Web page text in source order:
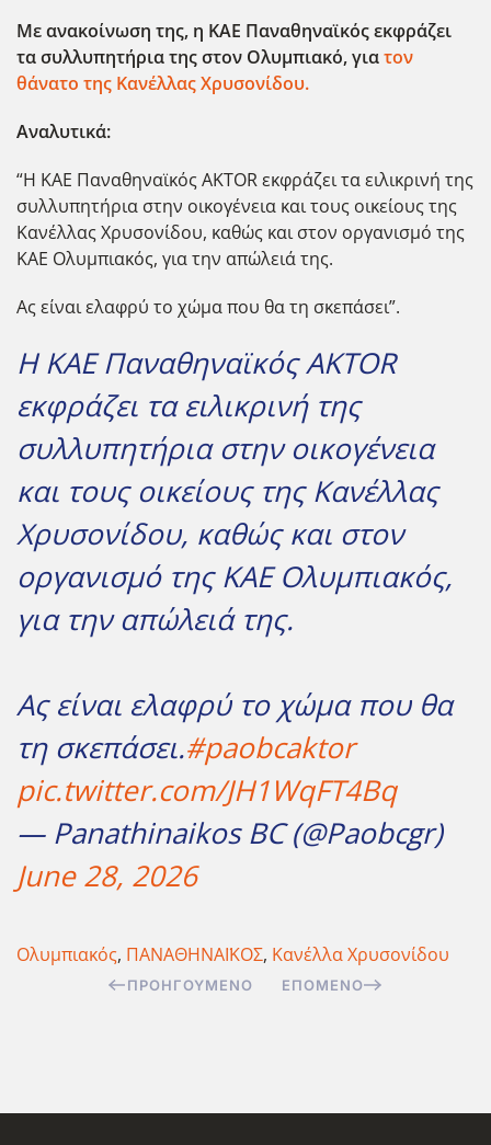
Με ανακοίνωση της, η ΚΑΕ Παναθηναϊκός εκφράζει
τα συλλυπητήρια της στον Ολυμπιακό, γιατον
θάνατο της Κανέλλας Χρυσονίδου.
Αναλυτικά:
“Η ΚΑΕ Παναθηναϊκός AKTOR εκφράζει τα ειλικρινή της
συλλυπητήρια στην οικογένεια και τους οικείους της
Κανέλλας Χρυσονίδου, καθώς και στον οργανισμό της
ΚΑΕ Ολυμπιακός, για την απώλειά της.
Ας είναι ελαφρύ το χώμα που θα τη σκεπάσει”.
Η ΚΑΕ Παναθηναϊκός AKTOR
εκφράζει τα ειλικρινή της
συλλυπητήρια στην οικογένεια
και τους οικείους της Κανέλλας
Χρυσονίδου, καθώς και στον
οργανισμό της ΚΑΕ Ολυμπιακός,
για την απώλειά της.
Ας είναι ελαφρύ το χώμα που θα
τη σκεπάσει.#paobcaktor
pic.twitter.com/JH1WqFT4Bq
— Panathinaikos BC (@Paobcgr)
June 28, 2026
Ολυμπιακός, ΠΑΝΑΘΗΝΑΪΚΟΣ, Κανέλλα Χρυσονίδου
ΠΡΟΗΓΟΎΜΕΝΟ ΕΠΌΜΕΝΟ